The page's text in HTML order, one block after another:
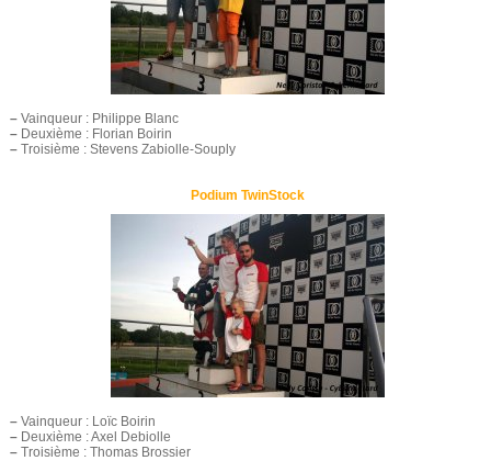
– Vainqueur : Philippe Blanc
– Deuxième : Florian Boirin
– Troisième : Stevens Zabiolle-Souply
Podium TwinStock
– Vainqueur : Loïc Boirin
– Deuxième : Axel Debiolle
– Troisième : Thomas Brossier